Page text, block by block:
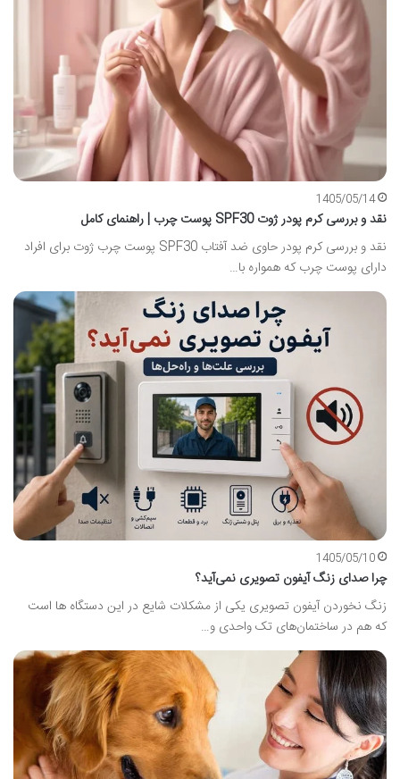
1405/05/14
نقد و بررسی کرم پودر ژوت SPF30 پوست چرب | راهنمای کامل
نقد و بررسی کرم پودر حاوی ضد آفتاب SPF30 پوست چرب ژوت برای افراد
دارای پوست چرب که همواره با…
1405/05/10
چرا صدای زنگ آیفون تصویری نمی‌آید؟
زنگ نخوردن آیفون تصویری یکی از مشکلات شایع در این دستگاه ها است
که هم در ساختمان‌های تک واحدی و…